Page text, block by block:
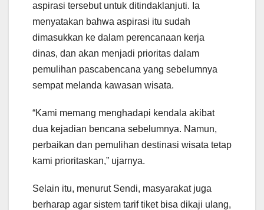
aspirasi tersebut untuk ditindaklanjuti. Ia
menyatakan bahwa aspirasi itu sudah
dimasukkan ke dalam perencanaan kerja
dinas, dan akan menjadi prioritas dalam
pemulihan pascabencana yang sebelumnya
sempat melanda kawasan wisata.
“Kami memang menghadapi kendala akibat
dua kejadian bencana sebelumnya. Namun,
perbaikan dan pemulihan destinasi wisata tetap
kami prioritaskan,” ujarnya.
Selain itu, menurut Sendi, masyarakat juga
berharap agar sistem tarif tiket bisa dikaji ulang,